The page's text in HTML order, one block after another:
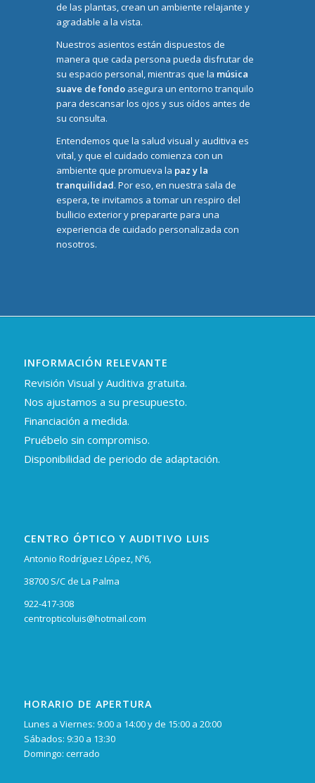
de las plantas, crean un ambiente relajante y
agradable a la vista.
Nuestros asientos están dispuestos de
manera que cada persona pueda disfrutar de
su espacio personal, mientras que la música
suave de fondo asegura un entorno tranquilo
para descansar los ojos y sus oídos antes de
su consulta.
Entendemos que la salud visual y auditiva es
vital, y que el cuidado comienza con un
ambiente que promueva la paz y la
tranquilidad. Por eso, en nuestra sala de
espera, te invitamos a tomar un respiro del
bullicio exterior y prepararte para una
experiencia de cuidado personalizada con
nosotros.
INFORMACIÓN RELEVANTE
Revisión Visual y Auditiva gratuita.
Nos ajustamos a su presupuesto.
Financiación a medida.
Pruébelo sin compromiso.
Disponibilidad de periodo de adaptación.
CENTRO ÓPTICO Y AUDITIVO LUIS
Antonio Rodríguez López, Nº6,
38700 S/C de La Palma
922-417-308
centropticoluis@hotmail.com
HORARIO DE APERTURA
Lunes a Viernes: 9:00 a 14:00 y de 15:00 a 20:00
Sábados: 9:30 a 13:30
Domingo: cerrado